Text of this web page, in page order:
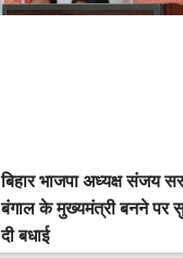
‎बिहार भाजपा अध्यक्ष संजय
बंगाल के मुख्यमंत्री बनने पर
दी बधाई